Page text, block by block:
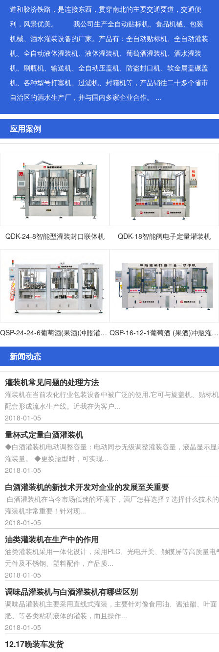
道和胶济铁路，是连接东西，贯穿南北的主要交通要道，交通便
利，风景优美。 我公司生产全自动贴标机、食品机械、包装
机械、酒水灌装设备的厂家。产品有：全自动贴标机、全自动灌装
机、全自动液体灌装机、液体灌装机、葡萄酒灌装机、酒水灌装
机、刷瓶机、输送机、全自动压盖机、防盗封口机、软金属盖碾盖
机、各种型号打塞机、过滤机、封箱机等，产品销往二十多个省市
自治区的酒水生产厂，并与国内多家企业合作。 ...
应用案例
QDK-24-8智能型灌装封口联体机 QDK-18智能阀电子定量灌装机
QSP-24-24-6葡萄酒(果酒)冲瓶灌装打塞联体机 QSP-16-12-1葡萄酒 (果酒)冲瓶灌装打塞联体机
新闻动态
灌装机常见问题的处理方法
灌装机在当前农化行业包装设备中被广泛的使用,它可与旋盖机、贴标机
配套形成流水生产线。近我在为客户...
2018-01-05
量杯式定量白酒灌装机
◆白酒灌装机电动调整容量：电动同步无级调整灌装容量，液晶显示显
灌装量。 ◆更换瓶型时，可实现...
2018-01-05
白酒灌装机的新技术开发对企业的发展至关重要
白酒灌装机在当今市场低迷的环境下，酒厂怎样选择？选择什么技术的
灌装机非常重要！针对现...
2018-01-05
油类灌装机在生产中的作用
油类灌装机采用一体化设计，采用PLC、光电开关、触摸屏等高质量电
元件及不锈钢、塑料配件，产品质...
2018-01-05
调味品灌装机与白酒灌装机有哪些区别
调味品灌装机主要采用直线式灌装，主要针对像食用油、酱油醋、叶面
肥、等各类粘稠液体的灌装，而且操作...
2018-01-05
12.17晚装车发货